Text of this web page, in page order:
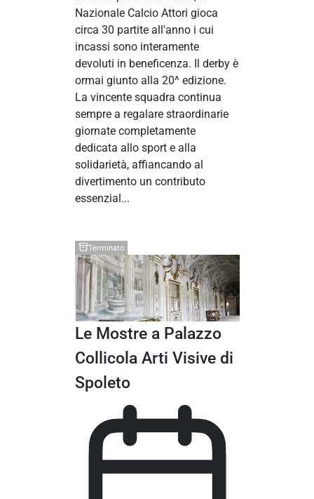
Nazionale Calcio Attori gioca
circa 30 partite all'anno i cui
incassi sono interamente
devoluti in beneficenza. Il derby è
ormai giunto alla 20^ edizione.
La vincente squadra continua
sempre a regalare straordinarie
giornate completamente
dedicata allo sport e alla
solidarietà, affiancando al
divertimento un contributo
essenzial...
Terminato
Le Mostre a Palazzo
Collicola Arti Visive di
Spoleto